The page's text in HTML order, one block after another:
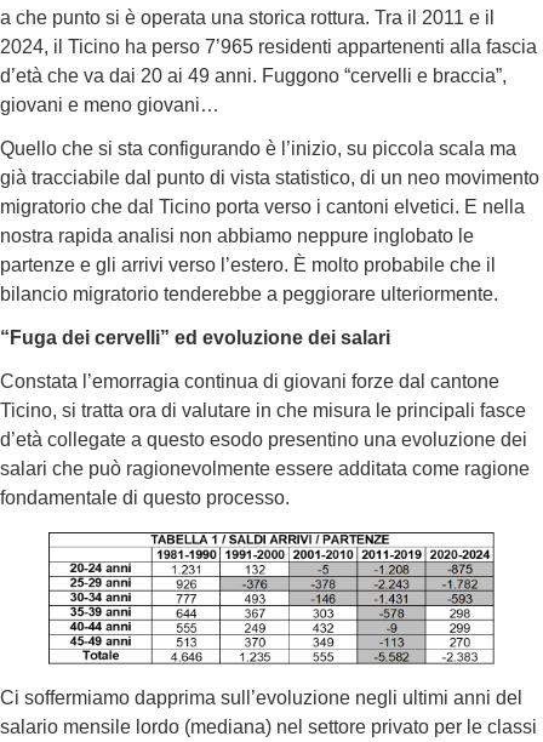
a che punto si è operata una storica rottura. Tra il 2011 e il
2024, il Ticino ha perso 7’965 residenti appartenenti alla fascia
d’età che va dai 20 ai 49 anni. Fuggono “cervelli e braccia”,
giovani e meno giovani…
Quello che si sta configurando è l’inizio, su piccola scala ma
già tracciabile dal punto di vista statistico, di un neo movimento
migratorio che dal Ticino porta verso i cantoni elvetici. E nella
nostra rapida analisi non abbiamo neppure inglobato le
partenze e gli arrivi verso l’estero. È molto probabile che il
bilancio migratorio tenderebbe a peggiorare ulteriormente.
“Fuga dei cervelli” ed evoluzione dei salari
Constata l’emorragia continua di giovani forze dal cantone
Ticino, si tratta ora di valutare in che misura le principali fasce
d’età collegate a questo esodo presentino una evoluzione dei
salari che può ragionevolmente essere additata come ragione
fondamentale di questo processo.
Ci soffermiamo dapprima sull’evoluzione negli ultimi anni del
salario mensile lordo (mediana) nel settore privato per le classi